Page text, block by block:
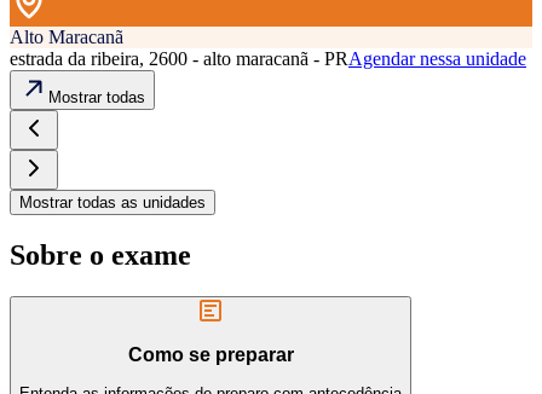
Alto Maracanã
estrada da ribeira, 2600 - alto maracanã - PRAgendar nessa unidade
Mostrar todas
Mostrar todas as unidades
Sobre o exame
Como se preparar